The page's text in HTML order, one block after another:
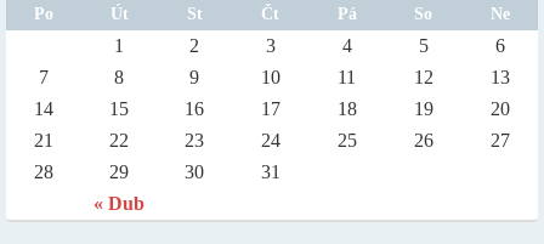
Po Út St Čt Pá So Ne
« Dub
1 2 3 4 5
6
7
8 9 10 11 12
13
14
15 16 17 18 19
20
21
22 23 24 25 26
27
28
29 30 31